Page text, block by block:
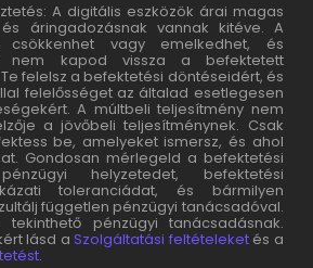
A digitális eszközök árai magas
áringadozásnak vannak kitéve. A
csökkenhet vagy emelkedhet, és
nem kapod vissza a befektetett
felelsz a befektetési döntéseidért, és
felelősséget az általad esetlegesen
A múltbeli teljesítmény nem
a jövőbeli teljesítménynek. Csak
be, amelyeket ismersz, és ahol
Gondosan mérlegeld a befektetési
helyzetedet, befektetési
toleranciádat, és bármilyen
független pénzügyi tanácsadóval.
pénzügyi tanácsadásnak.
lásd aSzolgáltatási feltételeketés a
.